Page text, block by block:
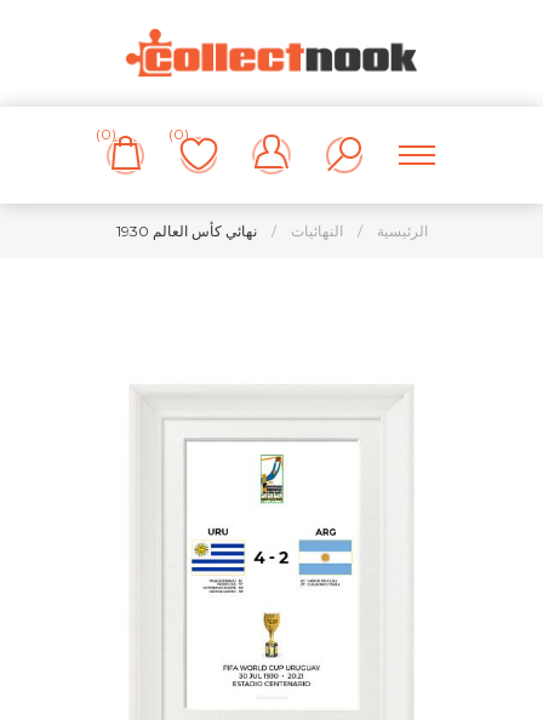
(0)
(0)
الرئيسية / النهائيات / نهائي كأس العالم 1930